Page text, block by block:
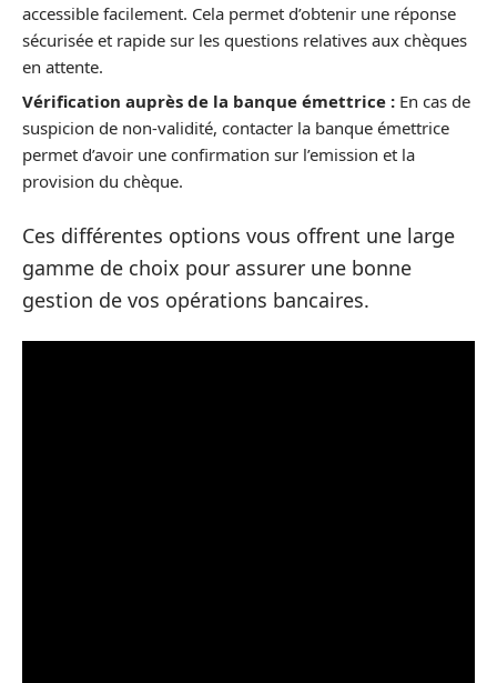
accessible facilement. Cela permet d’obtenir une réponse
sécurisée et rapide sur les questions relatives aux chèques
en attente.
Vérification auprès de la banque émettrice : En cas de
suspicion de non-validité, contacter la banque émettrice
permet d’avoir une confirmation sur l’emission et la
provision du chèque.
Ces différentes options vous offrent une large
gamme de choix pour assurer une bonne
gestion de vos opérations bancaires.